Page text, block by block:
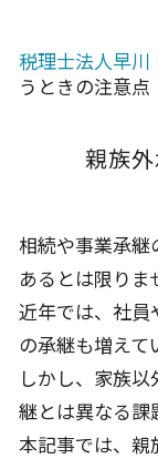
税理士法人早川
うときの注意点
親族
相続や事業承
あるとは限りま
近年では、社員
の承継も増えて
しかし、家族
継とは異なる課
本記事では、親